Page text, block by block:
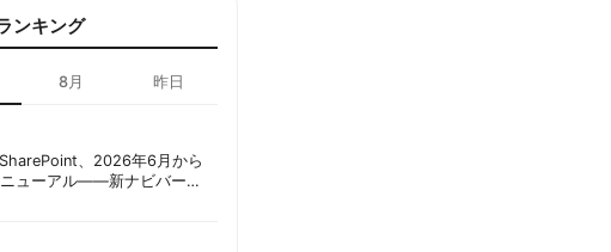
ンキング
8月 昨日
、2026年6月から
ニューアル——新ナビバー
Publish/Build」とAI機能を段